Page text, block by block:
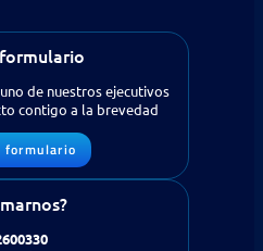
de nuestros ejecutivos
contigo a la brevedad
formulario
en tecnología
Contáctanos
contacto